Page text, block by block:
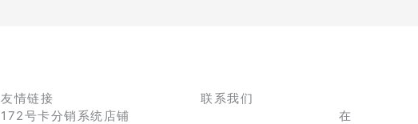
友情链接
172号卡分销系统店铺
联系我们
在